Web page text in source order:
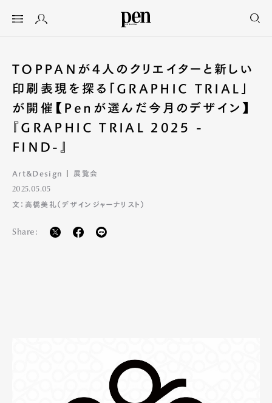
TOPPANが4人のクリエイターと新しい
印刷表現を探る「GRAPHIC TRIAL」
が開催【Penが選んだ今月のデザイン】
『GRAPHIC TRIAL 2025 -
FIND-』
Art&Design 展覧会
2025.05.05
文：高橋美礼（デザインジャーナリスト）
Share: